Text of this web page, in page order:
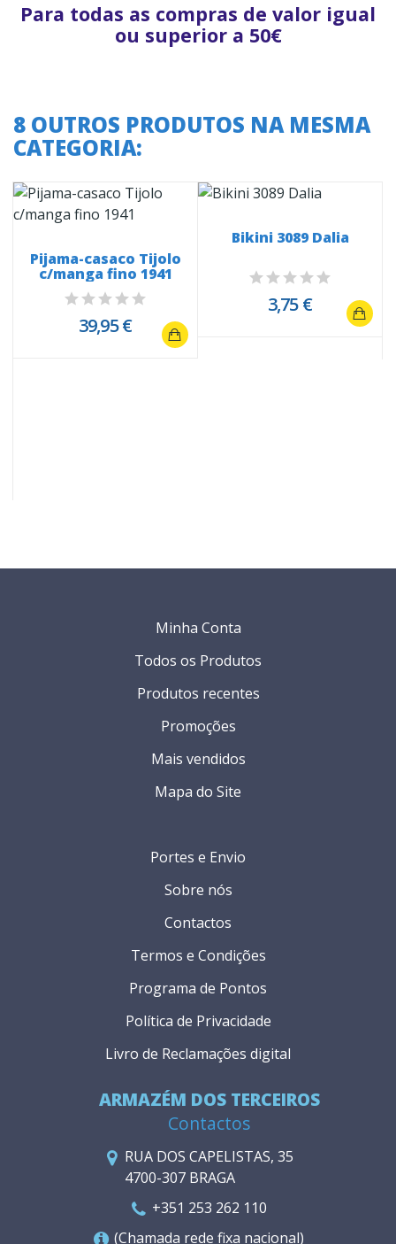
Para todas as compras de valor igual
ou superior a 50€
8 OUTROS PRODUTOS NA MESMA
CATEGORIA:
Pijama-casaco Tijolo
c/manga fino 1941
39,95 €
Bikini 3089 Dalia
3,75 €
ARMAZÉM DOS TERCEIROS
Contactos
RUA DOS CAPELISTAS, 35
4700-307 BRAGA
+351 253 262 110
(Chamada rede fixa nacional)
Portes e Envio
Sobre nós
Contactos
Termos e Condições
Programa de Pontos
Política de Privacidade
Livro de Reclamações digital
Minha Conta
Todos os Produtos
Produtos recentes
Promoções
Mais vendidos
Mapa do Site